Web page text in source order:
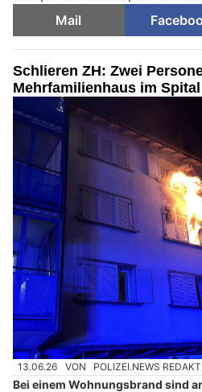
Mail
Schlieren ZH: Zwei
Mehrfamilienhaus im Spital
13.06.26 VON POLIZEI.NEWS
Bei einem Wohnungsbrand sind